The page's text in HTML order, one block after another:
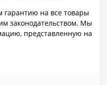
гарантию на все товары
законодательством. Мы
представленную на